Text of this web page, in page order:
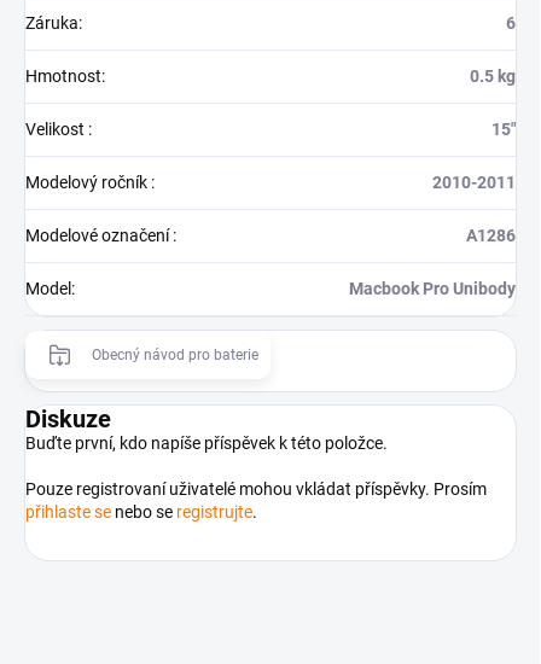
Záruka: 6
Hmotnost: 0.5 kg
Velikost : 15"
Modelový ročník : 2010-2011
Modelové označení: A1286
Model : Macbook Pro Unibody
Obecný návod pro baterie
Diskuze
Buďte první, kdo napíše příspěvek k této položce.
Pouze registrovaní uživatelé mohou vkládat příspěvky. Prosím
přihlaste se nebo se registrujte.